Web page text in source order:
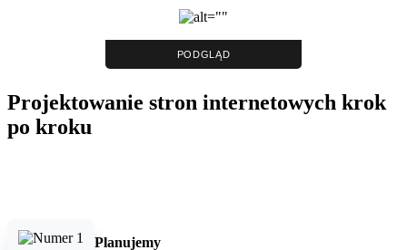
PODGLĄD
Projektowanie stron internetowych krok
po kroku
Planujemy